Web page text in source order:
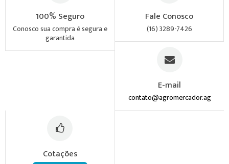
100% Seguro
Conosco sua compra é segura e
garantida
Fale Conosco
(16) 3289-7426
E-mail
contato@agromercador.ag
Cotações